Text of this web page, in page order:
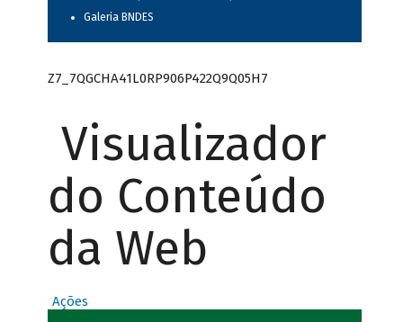
Galeria BNDES
Z7_7QGCHA41L0RP906P422Q9Q05H7
Visualizador
do Conteúdo
da Web
Ações